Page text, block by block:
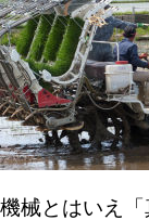
機械とはいえ